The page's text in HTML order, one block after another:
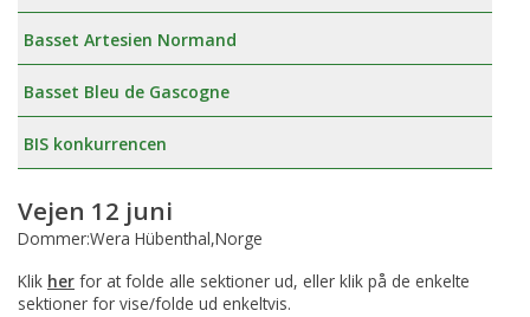
Basset Artesien Normand
Basset Bleu de Gascogne
BIS konkurrencen
Vejen 12 juni
Dommer:Wera Hübenthal,Norge
Klik her for at folde alle sektioner ud, eller klik på de enkelte
sektioner for vise/folde ud enkeltvis.